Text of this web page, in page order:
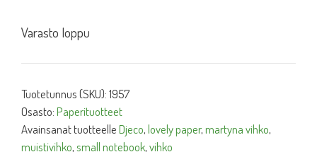
Varasto loppu
Tuotetunnus (SKU):1957
Osasto:Paperituotteet
Avainsanat tuotteelleDjeco,lovely paper,martyna vihko,
muistivihko,small notebook,vihko